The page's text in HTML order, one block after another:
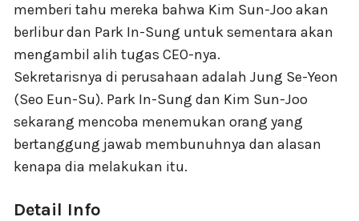
memberi tahu mereka bahwa Kim Sun-Joo akan
berlibur dan Park In-Sung untuk sementara akan
mengambil alih tugas CEO-nya.
Sekretarisnya di perusahaan adalah Jung Se-Yeon
(Seo Eun-Su). Park In-Sung dan Kim Sun-Joo
sekarang mencoba menemukan orang yang
bertanggung jawab membunuhnya dan alasan
kenapa dia melakukan itu.
Detail Info